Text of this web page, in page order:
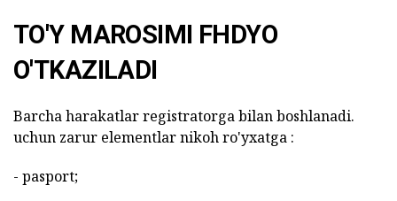
TO'Y MAROSIMI FHDYO
O'TKAZILADI
Barcha harakatlar registratorga bilan boshlanadi.
uchun zarur elementlar nikoh ro'yxatga :
- pasport;